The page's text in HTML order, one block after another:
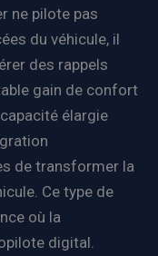
ne pilote pas
du véhicule, il
des rappels
gain de confort
élargie
de transformer la
Ce type de
où la
digital.